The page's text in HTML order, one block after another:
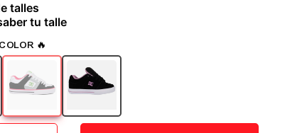
talles
tu talle